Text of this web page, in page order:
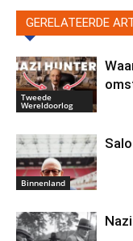
GERELATEERDE
Tweede
Wereldoorlog
Binnenland